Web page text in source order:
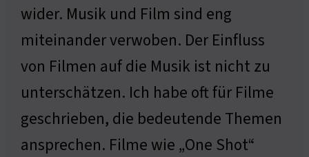
wider. Musik und Film sind eng
miteinander verwoben. Der Einfluss
von Filmen auf die Musik ist nicht zu
unterschätzen. Ich habe oft für Filme
geschrieben, die bedeutende Themen
ansprechen. Filme wie „One Shot“